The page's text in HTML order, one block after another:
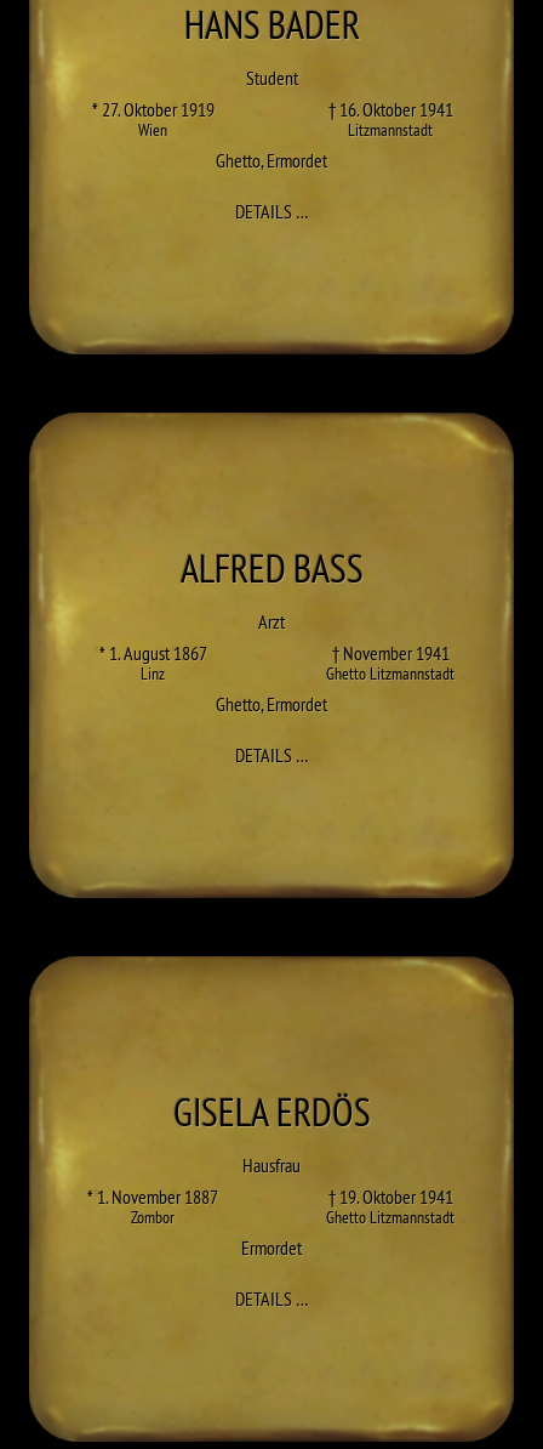
HANSBADER
Student
* 27. Oktober 1919
Wien
† 16. Oktober 1941
Litzmannstadt
Ghetto,Ermordet
DETAILS…ZU HANS BADER
ALFREDBASS
Arzt
* 1. August 1867
Linz
† November 1941
Ghetto Litzmannstadt
Ghetto,Ermordet
DETAILS…ZU ALFRED BASS
GISELAERDÖS
Hausfrau
* 1. November 1887
Zombor
† 19. Oktober 1941
Ghetto Litzmannstadt
Ermordet
DETAILS…ZU GISELA ERDÖS